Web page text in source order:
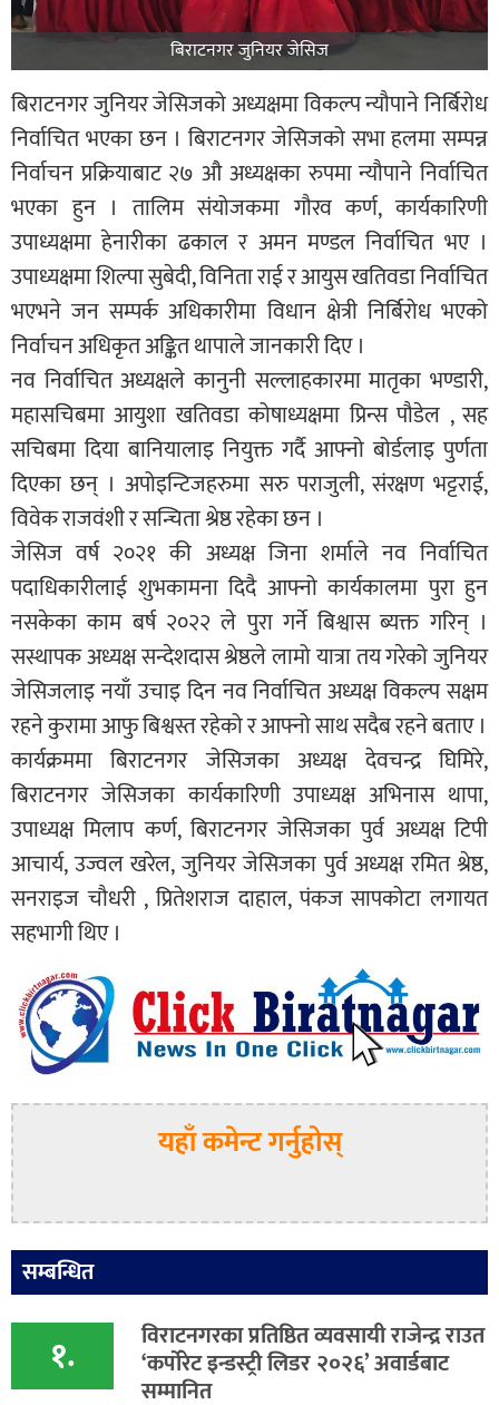
बिराटनगर जुनियर जेसिज
बिराटनगर जुनियर जेसिजको अध्यक्षमा विकल्प न्यौपाने निर्बिरोध
निर्वाचित भएका छन । बिराटनगर जेसिजको सभा हलमा सम्पन्न
निर्वाचन प्रक्रियाबाट २७ औ अध्यक्षका रुपमा न्यौपाने निर्वाचित
भएका हुन । तालिम संयोजकमा गौरव कर्ण, कार्यकारिणी
उपाध्यक्षमा हेनारीका ढकाल र अमन मण्डल निर्वाचित भए ।
उपाध्यक्षमा शिल्पा सुबेदी, विनिता राई र आयुस खतिवडा निर्वाचित
भएभने जन सम्पर्क अधिकारीमा विधान क्षेत्री निर्बिरोध भएको
निर्वाचन अधिकृत अङ्कित थापाले जानकारी दिए ।
नव निर्वाचित अध्यक्षले कानुनी सल्लाहकारमा मातृका भण्डारी,
महासचिबमा आयुशा खतिवडा कोषाध्यक्षमा प्रिन्स पौडेल , सह
सचिबमा दिया बानियालाइ नियुक्त गर्दै आफ्नो बोर्डलाइ पुर्णता
दिएका छन् । अपोइन्टिजहरुमा सरु पराजुली, संरक्षण भट्टराई,
विवेक राजवंशी र सन्चिता श्रेष्ठ रहेका छन ।
जेसिज वर्ष २०२१ की अध्यक्ष जिना शर्माले नव निर्वाचित
पदाधिकारीलाई शुभकामना दिदै आफ्नो कार्यकालमा पुरा हुन
नसकेका काम बर्ष २०२२ ले पुरा गर्ने बिश्वास ब्यक्त गरिन् ।
सस्थापक अध्यक्ष सन्देशदास श्रेष्ठले लामो यात्रा तय गरेको जुनियर
जेसिजलाइ नयाँ उचाइ दिन नव निर्वाचित अध्यक्ष विकल्प सक्षम
रहने कुरामा आफु बिश्वस्त रहेको र आफ्नो साथ सदैब रहने बताए ।
कार्यक्रममा बिराटनगर जेसिजका अध्यक्ष देवचन्द्र घिमिरे,
बिराटनगर जेसिजका कार्यकारिणी उपाध्यक्ष अभिनास थापा,
उपाध्यक्ष मिलाप कर्ण, बिराटनगर जेसिजका पुर्व अध्यक्ष टिपी
आचार्य, उज्वल खरेल, जुनियर जेसिजका पुर्व अध्यक्ष रमित श्रेष्ठ,
सनराइज चौधरी , प्रितेशराज दाहाल, पंकज सापकोटा लगायत
सहभागी थिए ।
यहाँ कमेन्ट गर्नुहोस्
सम्बन्धित
१. विराटनगरका प्रतिष्ठित व्यवसायी राजेन्द्र राउत
‘कर्पोरेट इन्डस्ट्री लिडर २०२६’ अवार्डबाट
सम्मानित